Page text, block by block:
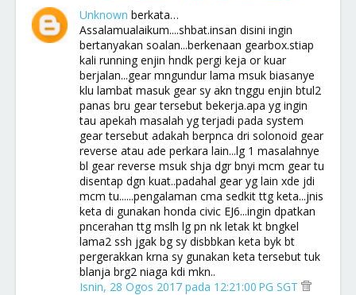
Unknown berkata…
Assalamualaikum....shbat.insan disini ingin
bertanyakan soalan...berkenaan gearbox.stiap
kali running enjin hndk pergi keja or kuar
berjalan...gear mngundur lama msuk biasanye
klu lambat masuk gear sy akn tnggu enjin btul2
panas bru gear tersebut bekerja.apa yg ingin
tau apekah masalah yg terjadi pada system
gear tersebut adakah berpnca dri solonoid gear
reverse atau ade perkara lain...lg 1 masalahnye
bl gear reverse msuk shja dgr bnyi mcm gear tu
disentap dgn kuat..padahal gear yg lain xde jdi
mcm tu......pengalaman cma sedkit ttg keta...jnis
keta di gunakan honda civic EJ6...ingin dpatkan
pncerahan ttg mslh lg pn nk letak kt bngkel
lama2 ssh jgak bg sy disbbkan keta byk bt
pergerakkan krna sy gunakan keta tersebut tuk
blanja brg2 niaga kdi mkn..
Isnin, 28 Ogos 2017 pada 12:21:00 PG SGT